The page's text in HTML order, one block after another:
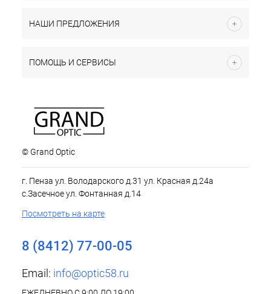
НАШИ ПРЕДЛОЖЕНИЯ
ПОМОЩЬ И СЕРВИСЫ
© Grand Optic
г. Пенза ул. Володарского д.31 ул. Красная д.24а
с.Засечное ул. Фонтанная д.14
Посмотреть на карте
8 (8412) 77-00-05
Email: info@optic58.ru